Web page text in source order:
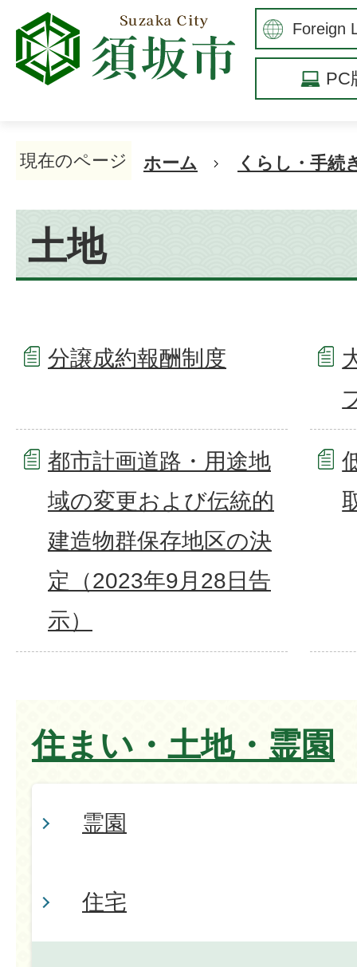
PC
現在のページ ホーム くらし・手続
土地
分譲成約報酬制度
都市計画道路・用途地
域の変更および伝統的
建造物群保存地区の決
定（2023年9月28日告
示）
住まい・土地・霊園
霊園
住宅